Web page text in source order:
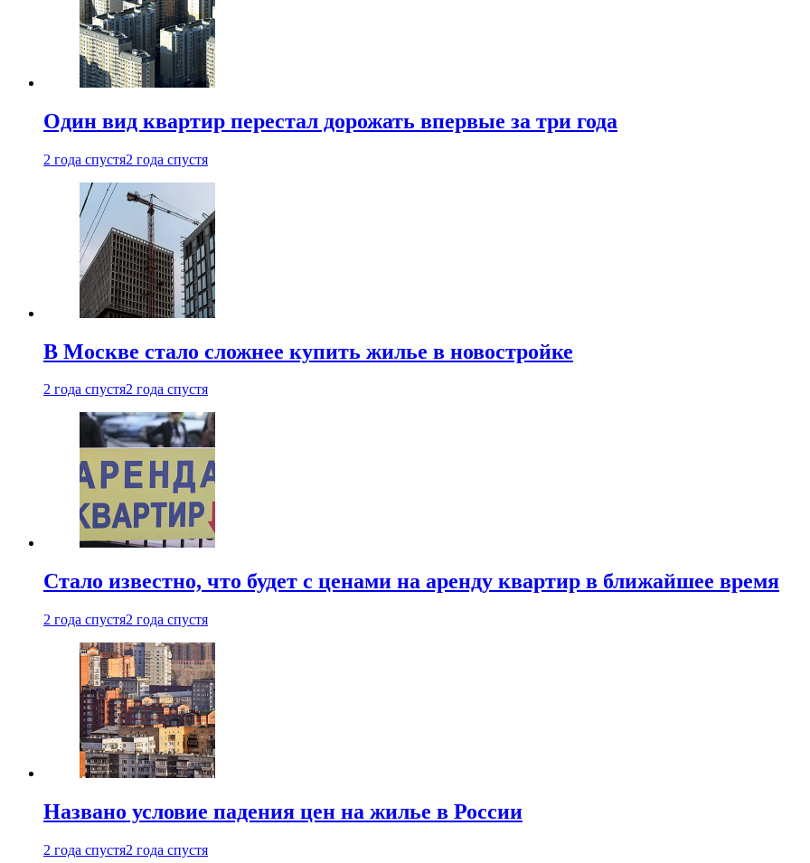
Один вид квартир перестал дорожать впервые за три года
2 года спустя2 года спустя
В Москве стало сложнее купить жилье в новостройке
2 года спустя2 года спустя
Стало известно, что будет с ценами на аренду квартир в ближайшее время
2 года спустя2 года спустя
Названо условие падения цен на жилье в России
2 года спустя2 года спустя